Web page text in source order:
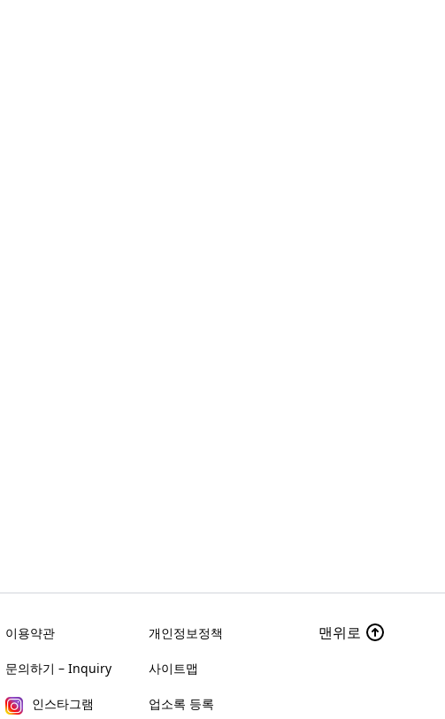
이용약관 개인정보정책
문의하기 – Inquiry 사이트맵
인스타그램 업소록 등록
맨위로